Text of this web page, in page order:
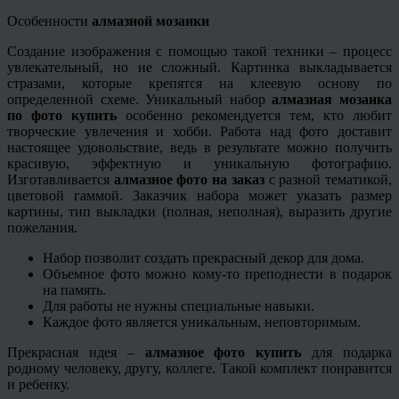
Особенности алмазной мозаики
Создание изображения с помощью такой техники – процесс
увлекательный, но не сложный. Картинка выкладывается
стразами, которые крепятся на клеевую основу по
определенной схеме. Уникальный наборалмазная мозаика
по фото купить особенно рекомендуется тем, кто любит
творческие увлечения и хобби. Работа над фото доставит
настоящее удовольствие, ведь в результате можно получить
красивую, эффектную и уникальную фотографию.
Изготавливается алмазное фото на заказс разной тематикой,
цветовой гаммой. Заказчик набора может указать размер
картины, тип выкладки (полная, неполная), выразить другие
пожелания.
Набор позволит создать прекрасный декор для дома.
Объемное фото можно кому-то преподнести в подарок
на память.
Для работы не нужны специальные навыки.
Каждое фото является уникальным, неповторимым.
Прекрасная идея – алмазное фото купить для подарка
родному человеку, другу, коллеге. Такой комплект понравится
и ребенку.